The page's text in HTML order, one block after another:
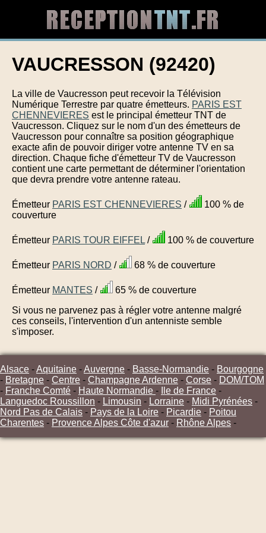
VAUCRESSON (92420)
La ville de Vaucresson peut recevoir la Télévision
Numérique Terrestre par quatre émetteurs. PARIS EST
CHENNEVIERES est le principal émetteur TNT de
Vaucresson. Cliquez sur le nom d'un des émetteurs de
Vaucresson pour connaître sa position géographique
exacte afin de pouvoir diriger votre antenne TV en sa
direction. Chaque fiche d'émetteur TV de Vaucresson
contient une carte permettant de déterminer l'orientation
que devra prendre votre antenne rateau.
Émetteur PARIS EST CHENNEVIERES /
100 % de
couverture
Émetteur PARIS TOUR EIFFEL / 100 % de couverture
Émetteur PARIS NORD / 68 % de couverture
Émetteur MANTES /
65 % de couverture
Si vous ne parvenez pas à régler votre antenne malgré
ces conseils, l'intervention d'un antenniste semble
s'imposer.
Alsace -Aquitaine -Auvergne - Basse-Normandie - Bourgogne
- Bretagne - Centre - Champagne Ardenne - Corse - DOM/TOM
- Franche Comté - Haute Normandie - Ile de France -
Languedoc Roussillon - Limousin - Lorraine - Midi Pyrénées -
Nord Pas de Calais - Pays de la Loire - Picardie - Poitou
Charentes - Provence Alpes Côte d'azur - Rhône Alpes -